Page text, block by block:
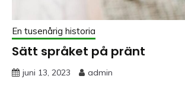
En tusenårig historia
Sätt språket på pränt
juni 13, 2023 admin